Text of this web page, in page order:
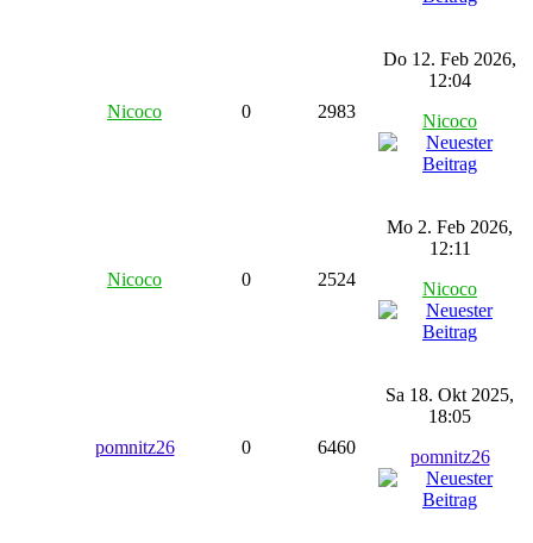
Nicoco 0 2983
Do 12. Feb 2026,
12:04
Nicoco
Nicoco 0 2524
Mo 2. Feb 2026,
12:11
Nicoco
pomnitz26 0 6460
Sa 18. Okt 2025,
18:05
pomnitz26